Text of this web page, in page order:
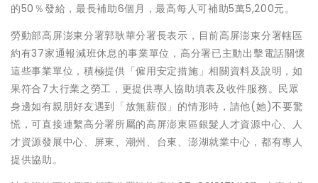
的50％發給，最長補助6個月，最高每人可補助5萬5,200元。
勞動部高屏澎東分署郭耿華分署長表示，目前高屏澎東分署轄區
約有37家通報減班休息的事業單位，高分署已主動出擊電話關懷
這些事業單位，積極提供「僱用安定措施」相關資料及說明，如
果符合7大行業之勞工，更提供專人協助填表及收件服務。民眾
身邊如有親朋好友遇到「放無薪假」的情形時，請他(她)不要驚
慌，可直接連繫高分署所屬的高屏澎東區銀髮人才資源中心、人
才資源發展中心、屏東、潮州、台東、澎湖就業中心，都有專人
提供協助。